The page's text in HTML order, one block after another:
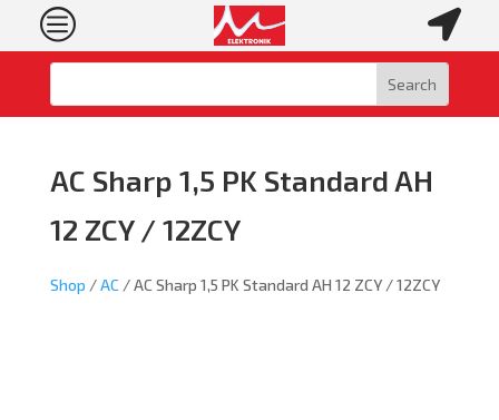
c 
AC Sharp 1,5 PK Standard AH
12 ZCY / 12ZCY
Shop /AC / AC Sharp 1,5 PK Standard AH 12 ZCY / 12ZCY